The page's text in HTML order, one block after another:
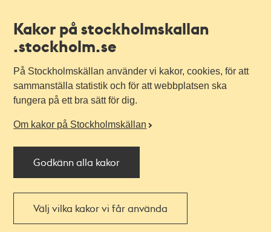
Kakor på stockholmskallan
.stockholm.se
På Stockholmskällan använder vi kakor, cookies, för att
sammanställa statistik och för att webbplatsen ska
fungera på ett bra sätt för dig.
Om kakor på Stockholmskällan
Godkänn alla kakor
Välj vilka kakor vi får använda